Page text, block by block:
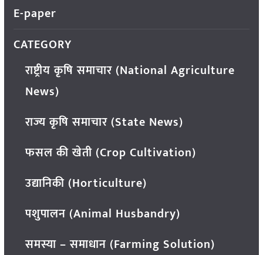
E-paper
CATEGORY
राष्ट्रीय कृषि समाचार (National Agriculture
News)
राज्य कृषि समाचार (State News)
फसल की खेती (Crop Cultivation)
उद्यानिकी (Horticulture)
पशुपालन (Animal Husbandry)
समस्या – समाधान (Farming Solution)